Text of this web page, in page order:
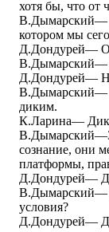
хотя бы, что от
В.Дымарский―
котором мы
Д.Дондурей―
В.Дымарский―
Д.Дондурей―
В.Дымарский―
диким.
К.Ларина―
сознание, они
платформы,
Д.Дондурей―
В.Дымарский―
условия?
Д.Дондурей―